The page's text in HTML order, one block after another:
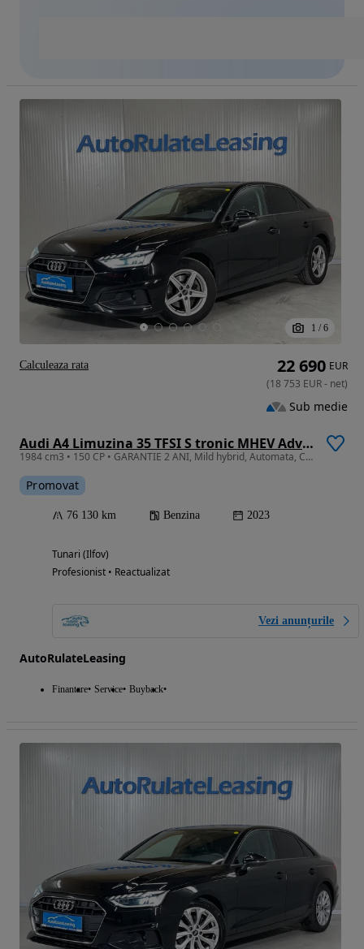
1 / 6
Audi A4 Limuzina 35 TFSI S tronic MHEV Advanced
1984 cm3 • 150 CP • GARANTIE 2 ANI, Mild hybrid, Automata, Camera, Scaune incalzite, LED
Promovat
76 130 km Benzina 2023
Tunari (Ilfov)
Profesionist • Reactualizat
Vezi anunțurile
AutoRulateLeasing
Finantare Service Buyback
22 690 EUR
(18 753 EUR- net)
Sub medie
Calculeaza rata